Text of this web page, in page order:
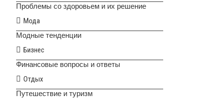
Проблемы со здоровьем и их решение
Мода
Модные тенденции
Бизнес
Финансовые вопросы и ответы
Отдых
Путешествие и туризм